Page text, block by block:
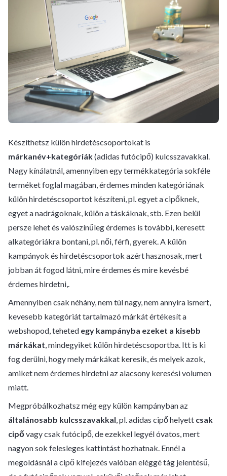
Készíthetsz külön hirdetéscsoportokat is
márkanév+kategóriák(adidas futócipő) kulcsszavakkal.
Nagy kínálatnál, amennyiben egy termékkategória sokféle
terméket foglal magában, érdemes minden kategóriának
külön hirdetéscsoportot készíteni, pl. egyet a cipőknek,
egyet a nadrágoknak, külön a táskáknak, stb. Ezen belül
persze lehet és valószínűleg érdemes is további, keresett
alkategóriákra bontani, pl. női, férfi, gyerek. A külön
kampányok és hirdetéscsoportok azért hasznosak, mert
jobban át fogod látni, mire érdemes és mire kevésbé
érdemes hirdetni,.
Amennyiben csak néhány, nem túl nagy, nem annyira ismert,
kevesebb kategóriát tartalmazó márkát értékesít a
webshopod, teheted egy kampányba ezeket a kisebb
márkákat, mindegyiket külön hirdetéscsoportba. Itt is ki
fog derülni, hogy mely márkákat keresik, és melyek azok,
amiket nem érdemes hirdetni az alacsony keresési volumen
miatt.
Megpróbálkozhatsz még egy külön kampányban az
általánosabb kulcsszavakkal, pl. adidas cipő helyett csak
cipővagy csak futócipő, de ezekkel legyél óvatos, mert
nagyon sok felesleges kattintást hozhatnak. Ennél a
megoldásnál a cipő kifejezés valóban eléggé tág jelentésű,